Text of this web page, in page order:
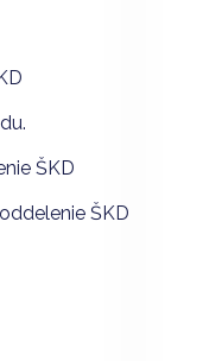
ŠKD
ŠKD